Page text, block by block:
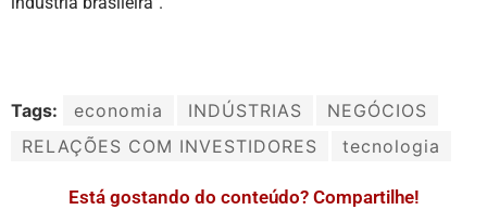
Tags: economia INDÚSTRIAS
NEGÓCIOS
RELAÇÕES COM INVESTIDORES
tecnologia
Está gostando do conteúdo? Compartilhe!